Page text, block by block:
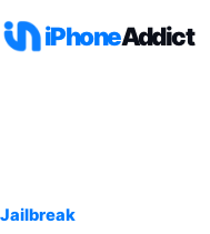
iPhoneAddict
Jailbreak